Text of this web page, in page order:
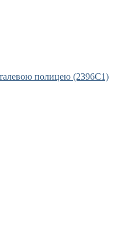
полицею (2396C1)